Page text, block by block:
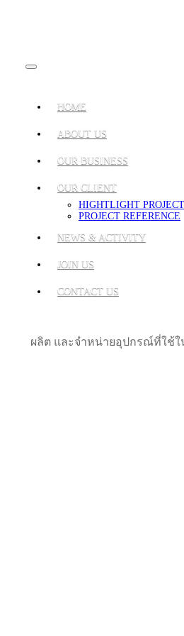
HOME
ABOUT US
OUR BUSINESS
OUR CLIENT
HIGHTLIGHT PROJECT
PROJECT REFERENCE
NEWS & ACTIVITY
JOIN US
CONTACT US
ผลิต และจำหน่ายอุปกรณ์ที่ใช้ใ